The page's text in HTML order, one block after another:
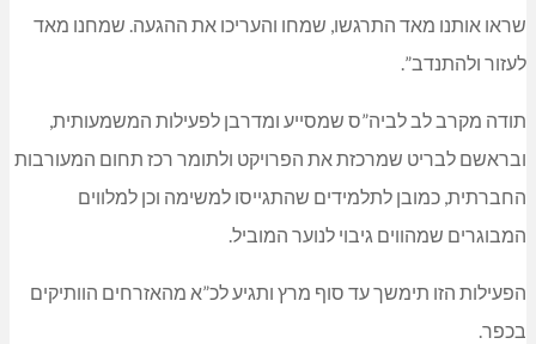
שראו אותנו מאד התרגשו, שמחו והעריכו את ההגעה. שמחנו מאד
לעזור ולהתנדב”.
תודה מקרב לב לביה”ס שמסייע ומדרבן לפעילות המשמעותית,
ובראשם לבריט שמרכזת את הפרויקט ולתומר רכז תחום המעורבות
החברתית, כמובן לתלמידים שהתגייסו למשימה וכן למלווים
המבוגרים שמהווים גיבוי לנוער המוביל.
הפעילות הזו תימשך עד סוף מרץ ותגיע לכ”א מהאזרחים הוותיקים
בכפר.